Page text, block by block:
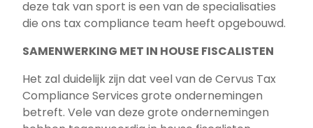
deze tak van sport is een van de specialisaties
die ons tax compliance team heeft opgebouwd.
SAMENWERKING MET IN HOUSE FISCALISTEN
Het zal duidelijk zijn dat veel van de Cervus Tax
Compliance Services grote ondernemingen
betreft. Vele van deze grote ondernemingen